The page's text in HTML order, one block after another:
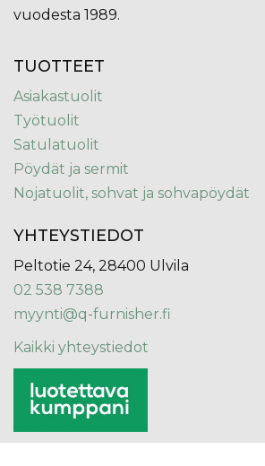
vuodesta 1989.
TUOTTEET
Asiakastuolit
Työtuolit
Satulatuolit
Pöydät ja sermit
Nojatuolit, sohvat ja sohvapöydät
YHTEYSTIEDOT
Peltotie 24, 28400 Ulvila
02 538 7388
myynti@q-furnisher.fi
Kaikki yhteystiedot